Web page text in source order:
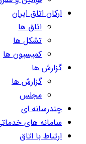
ارکان اتاق ایران
اتاق ها
تشکل ها
کمیسیون ها
گزارش ها
گزارش ها
مجلس
چندرسانه ای
سامانه های
ارتباط با اتاق